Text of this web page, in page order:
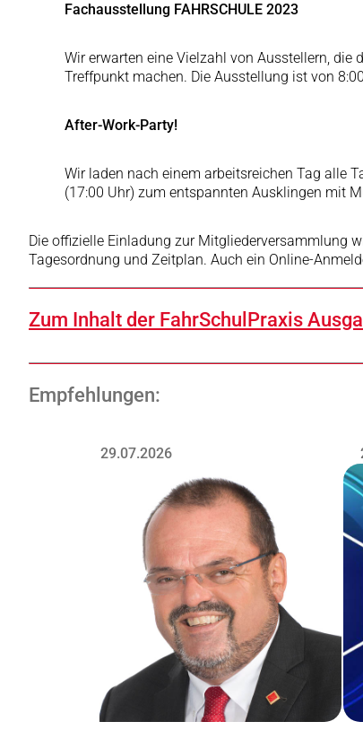
Fachausstellung FAHRSCHULE 2023
Wir erwarten eine Vielzahl von Ausstellern,
Treffpunkt machen. Die Ausstellung ist von
After-Work-Party!
Wir laden nach einem arbeitsreichen Tag alle
(17:00 Uhr) zum entspannten Ausklingen mit
Die offizielle Einladung zur Mitgliederversammlung
Tagesordnung und Zeitplan. Auch ein Online-
Zum Inhalt der FahrSchulPraxis
Empfehlungen:
29.07.2026